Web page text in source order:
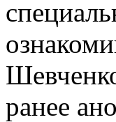
ранее